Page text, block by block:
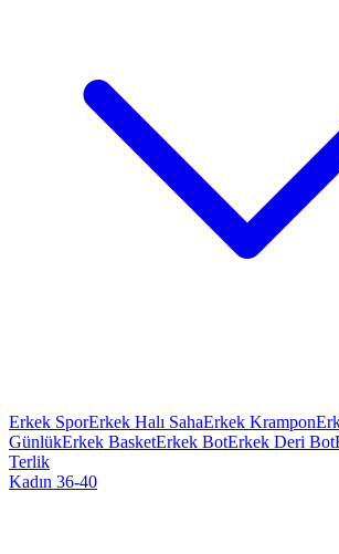
Erkek SporErkek Halı SahaErkek Krampon
GünlükErkek BasketErkek BotErkek Deri Bot
Terlik
Kadın 36-40